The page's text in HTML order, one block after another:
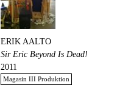
ERIK AALTO
Sir Eric Beyond Is Dead!
2011
Magasin III Produktion